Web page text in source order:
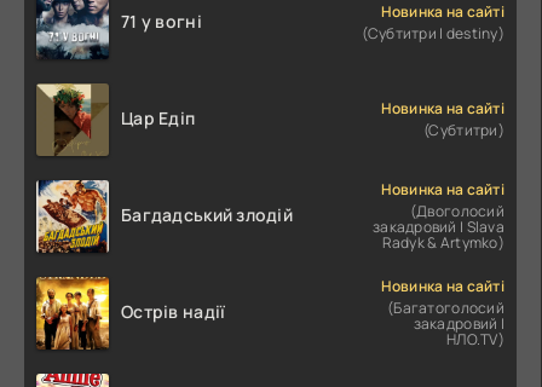
71 у вогні
Новинка на сайті
(Субтитри | destiny)
Цар Едіп
Новинка на сайті
(Субтитри)
Багдадський злодій
Новинка на сайті
(Двоголосий
закадровий | Slava
Radyk & Artymko)
Острів надії
Новинка на сайті
(Багатоголосий
закадровий |
НЛО.TV)